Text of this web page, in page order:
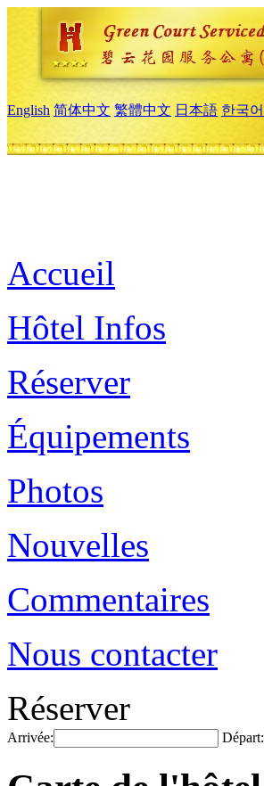
English 简体中文 繁體中文 日本語 한국어
Accueil
Hôtel Infos
Réserver
Équipements
Photos
Nouvelles
Commentaires
Nous contacter
Réserver
Arrivée: Départ: